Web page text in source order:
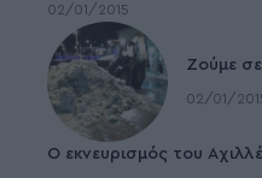
02/01/2015
Ζούμε
02/01/
Ο εκνευρισμός του